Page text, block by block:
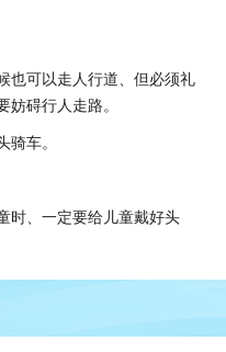
也可以走人行道、但必须礼
妨碍行人走路。
骑车。
时、一定要给儿童戴好头